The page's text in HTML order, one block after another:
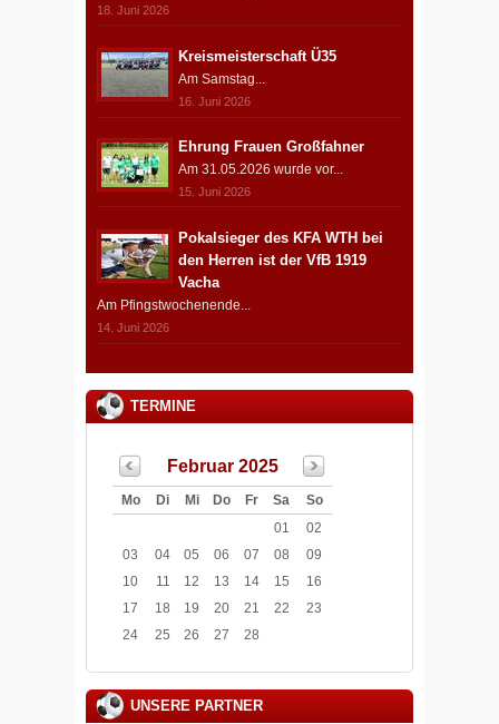
18. Juni 2026
Kreismeisterschaft Ü35
Am Samstag...
16. Juni 2026
Ehrung Frauen Großfahner
Am 31.05.2026 wurde vor...
15. Juni 2026
Pokalsieger des KFA WTH bei
den Herren ist der VfB 1919
Vacha
Am Pfingstwochenende...
14. Juni 2026
TERMINE
Februar 2025
Mo Di Mi Do Fr Sa
So
01
02
03
04 05 06 07 08
09
10
11 12 13 14 15
16
17
18 19 20 21 22
23
24
25 26 27 28
UNSERE PARTNER